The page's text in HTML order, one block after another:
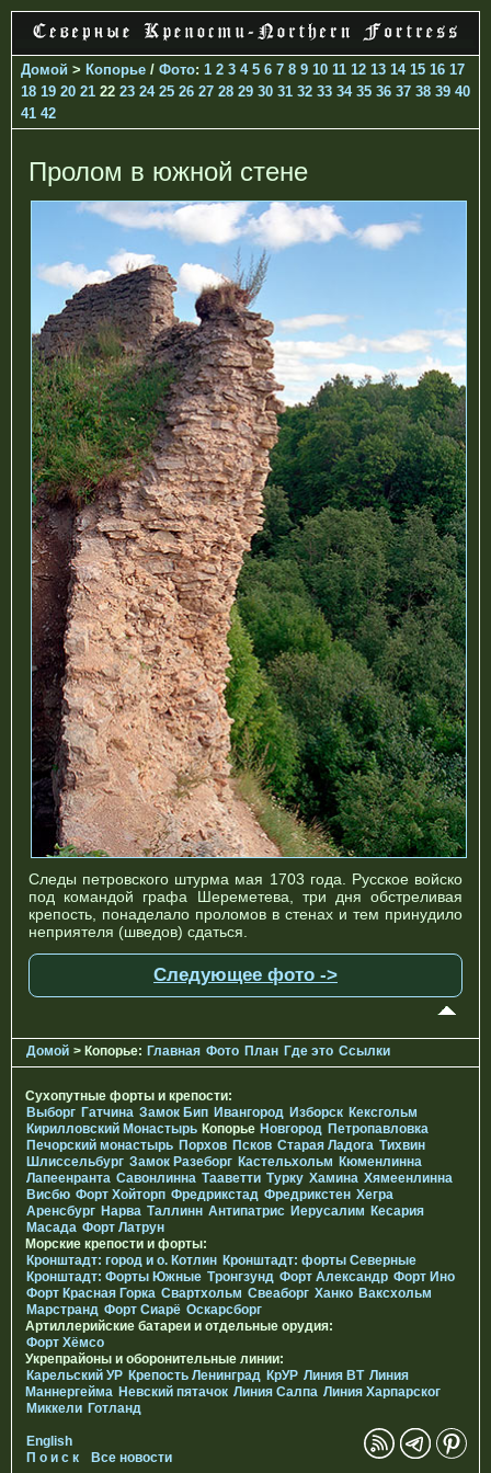
Домой > Копорье / Фото: 1 2 3 4 5 6 7 8 9 10 11 12 13 14 15 16 17
18 19 20 21 22 23 24 25 26 27 28 29 30 31 32 33 34 35 36 37 38 39 40
41 42
Пролом в южной стене
Следы петровского штурма мая 1703 года. Русское войско
под командой графа Шереметева, три дня обстреливая
крепость, понаделало проломов в стенах и тем принудило
неприятеля (шведов) сдаться.
Следующее фото ->
Домой > Копорье: Главная Фото План Где это Ссылки
Сухопутные форты и крепости:
Выборг Гатчина Замок Бип Ивангород Изборск Кексгольм
Кирилловский Монастырь Копорье Новгород Петропавловка
Печорcкий монастырь Порхов Псков Старая Ладога Тихвин
Шлиссельбург Замок Разеборг Кастельхольм Кюменлинна
Лапеенранта Савонлинна Тааветти Турку Хамина Хямеенлинна
Висбю Форт Хойторп Фредрикстад Фредрикстен Хегра
Аренсбург Нарва Таллинн Антипатрис Иерусалим Кесария
Масада Форт Латрун
Морские крепости и форты:
Кронштадт: город и о. Котлин Кронштадт: форты Северные
Кронштадт: Форты Южные Тронгзунд Форт Александр Форт Ино
Форт Красная Горка Свартхольм Свеаборг Ханко Ваксхольм
Марстранд Форт Сиарё Оскарсборг
Артиллерийские батареи и отдельные орудия:
Форт Хёмсо
Укрепрайоны и оборонительные линии:
Карельский УР Крепость Ленинград КрУР Линия ВТ Линия
Маннергейма Невский пятачок Линия Салпа Линия Харпарског
Миккели Готланд
English
П о и с к
Все новости